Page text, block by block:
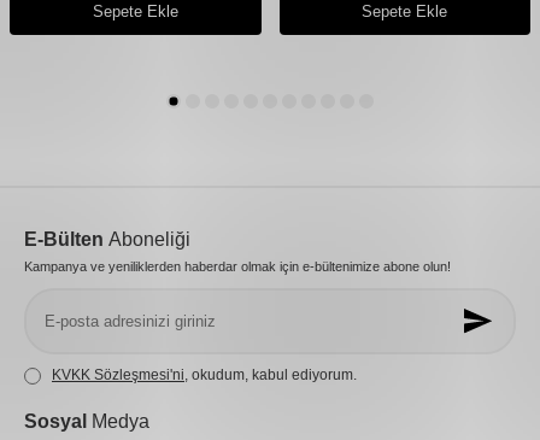
Sepete Ekle Sepete Ekle
E-Bülten Aboneliği
Kampanya ve yeniliklerden haberdar olmak için e-bültenimize abone olun!
KVKK Sözleşmesi'ni, okudum, kabul ediyorum.
Sosyal Medya